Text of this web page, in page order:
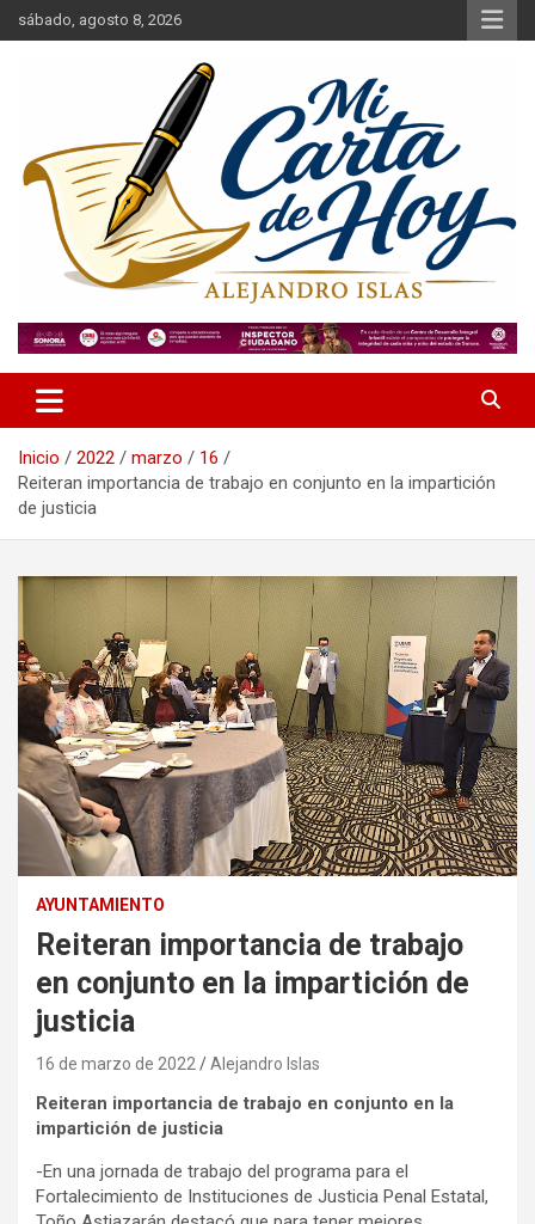
Saltar
al
sábado, agosto 8, 2026
Mi Carta de Hoy
Inicio 2022 marzo
16
Reiteran importancia de trabajo en conjunto en la impartición
de justicia
AYUNTAMIENTO
Reiteran importancia de trabajo
en conjunto en la impartición de
justicia
16 de marzo de 2022 Alejandro Islas
Reiteran importancia de trabajo en conjunto en la
impartición de justicia
-En una jornada de trabajo del programa para el
Fortalecimiento de Instituciones de Justicia Penal Estatal,